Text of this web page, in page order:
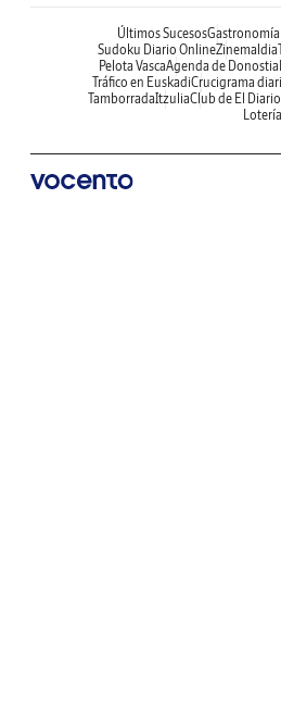
Últimos SucesosGastronomía
Sudoku Diario OnlineZinemaldia
Pelota VascaAgenda de Donostia
Tráfico en EuskadiCrucigrama
TamborradaItzuliaClub de El Diario